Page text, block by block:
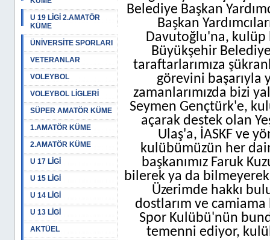
U 19 LİGİ 2.AMATÖR
KÜME
ÜNİVERSİTE SPORLARI
VETERANLAR
VOLEYBOL
VOLEYBOL LİGLERİ
SÜPER AMATÖR KÜME
1.AMATÖR KÜME
2.AMATÖR KÜME
U 17 LİGİ
U 15 LİGİ
U 14 LİGİ
U 13 LİGİ
AKTÜEL
Belediye Başkan
Başkan
Davutoğlu'na, kulüp
Büyükşehir
taraftarlarımıza
görevini
zamanlarımızda bizi
Seymen Gençtürk'e,
açarak destek olan
Ulaş'a, İASKF ve
kulübümüzün her
başkanımız Faruk
bilerek ya da
Üzerimde hakkı
dostlarım ve
Spor Kulübü'nün
temenni ediyor,